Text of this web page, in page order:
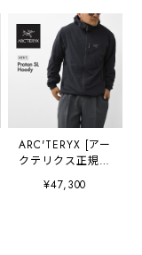
ARC'TERYX [アー
クテリクス正規代
理店] Proton SL
Hoody M
¥47,300